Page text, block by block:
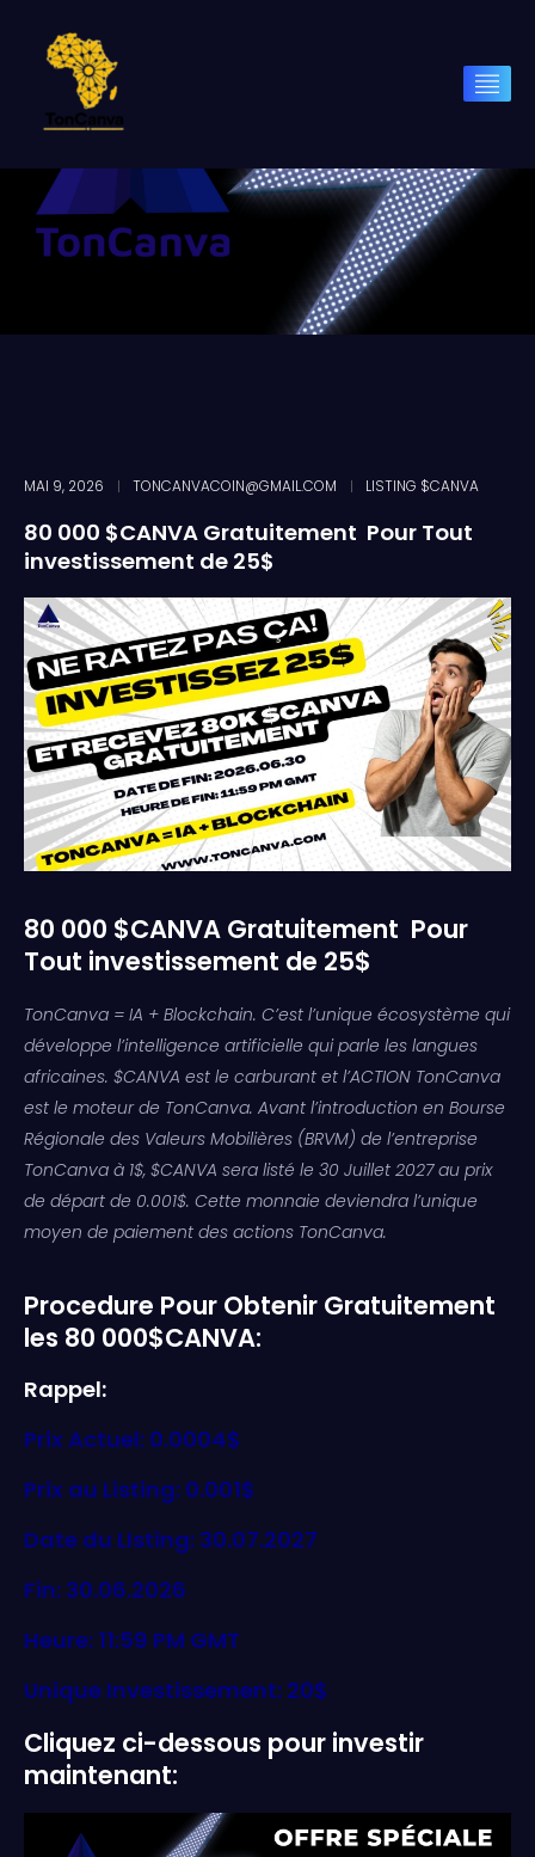
MAI 9, 2026 TONCANVACOIN@GMAIL.COM LISTING $CANVA
80 000 $CANVA Gratuitement Pour Tout
investissement de 25$
80 000 $CANVA Gratuitement Pour
Tout investissement de 25$
TonCanva = IA + Blockchain. C’est l’unique écosystème qui
développe l’intelligence artificielle qui parle les langues
africaines. $CANVA est le carburant et l’ACTION TonCanva
est le moteur de TonCanva. Avant l’introduction en Bourse
Régionale des Valeurs Mobilières (BRVM) de l’entreprise
TonCanva à 1$, $CANVA sera listé le 30 Juillet 2027 au prix
de départ de 0.001$. Cette monnaie deviendra l’unique
moyen de paiement des actions TonCanva.
Procedure Pour Obtenir Gratuitement
les 80 000$CANVA:
Rappel:
Prix Actuel: 0.0004$
Prix au Listing: 0.001$
Date du LIsting: 30.07.2027
Fin: 30.06.2026
Heure: 11:59 PM GMT
Unique Investissement: 20$
Cliquez ci-dessous pour investir
maintenant: